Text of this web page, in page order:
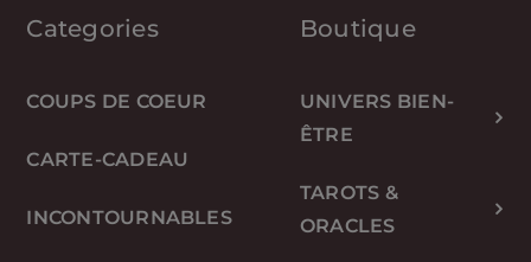
Categories
COUPS DE COEUR
CARTE-CADEAU
INCONTOURNABLES
Boutique
UNIVERS BIEN-
ÊTRE
TAROTS &
ORACLES